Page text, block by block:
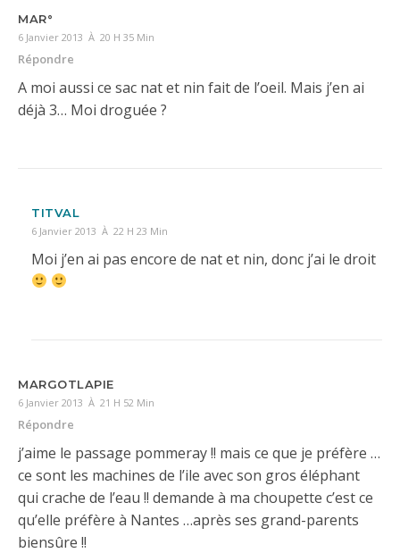
MAR°
6 Janvier 2013 À 20 H 35 Min
Répondre
A moi aussi ce sac nat et nin fait de l’oeil. Mais j’en ai
déjà 3… Moi droguée ?
TITVAL
6 Janvier 2013 À 22 H 23 Min
Moi j’en ai pas encore de nat et nin, donc j’ai le droit
MARGOTLAPIE
6 Janvier 2013 À 21 H 52 Min
Répondre
j’aime le passage pommeray !! mais ce que je préfère …
ce sont les machines de l’ile avec son gros éléphant
qui crache de l’eau !! demande à ma choupette c’est ce
qu’elle préfère à Nantes …après ses grand-parents
biensûre !!